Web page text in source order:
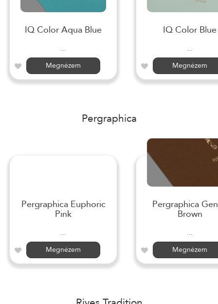
IQ Color Aqua Blue
...
Megnézem
IQ Color Blue
...
Megnézem
Pergraphica
Pergraphica Euphoric
Pink
...
Megnézem
Pergraphica
Brown
...
Megnézem